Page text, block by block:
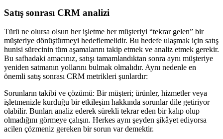
Satış sonrası CRM analizi
Türü ne olursa olsun her işletme her müşteriyi “tekrar gelen” bir
müşteriye dönüştürmeyi hedeflemelidir. Bu hedefe ulaşmak için satış
hunisi sürecinin tüm aşamalarını takip etmek ve analiz etmek gerekir.
Bu safhadaki amacınız, satışı tamamlandıktan sonra aynı müşteriye
yeniden satmanın yollarını bulmak olmalıdır. Aynı nedenle en
önemli satış sonrası CRM metrikleri şunlardır:
Sorunların takibi ve çözümü: Bir müşteri; ürünler, hizmetler veya
işletmenizle kurduğu bir etkileşim hakkında sorunlar dile getiriyor
olabilir. Bunları analiz ederek sürekli tekrar eden bir kalıp olup
olmadığını görmeye çalışın. Herkes aynı şeyden şikâyet ediyorsa
acilen çözmeniz gereken bir sorun var demektir.